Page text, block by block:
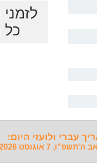
כל
עברי ולועזי היום:
7 אוגוסט 2026